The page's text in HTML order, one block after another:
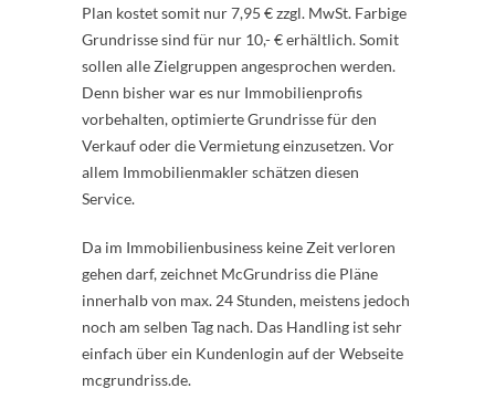
Plan kostet somit nur 7,95 € zzgl. MwSt. Farbige
Grundrisse sind für nur 10,- € erhältlich. Somit
sollen alle Zielgruppen angesprochen werden.
Denn bisher war es nur Immobilienprofis
vorbehalten, optimierte Grundrisse für den
Verkauf oder die Vermietung einzusetzen. Vor
allem Immobilienmakler schätzen diesen
Service.
Da im Immobilienbusiness keine Zeit verloren
gehen darf, zeichnet McGrundriss die Pläne
innerhalb von max. 24 Stunden, meistens jedoch
noch am selben Tag nach. Das Handling ist sehr
einfach über ein Kundenlogin auf der Webseite
mcgrundriss.de.